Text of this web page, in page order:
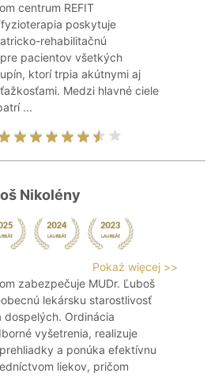
centrum REFIT
poskytuje
rehabilitačnú
pacientov všetkých
ktorí trpia akútnymi aj
Medzi hlavné ciele
...
Nikolény
Pokaż więcej >>
zabezpečuje MUDr. Ľuboš
lekársku starostlivosť
dospelých. Ordinácia
vyšetrenia, realizuje
a ponúka efektívnu
liekov, pričom